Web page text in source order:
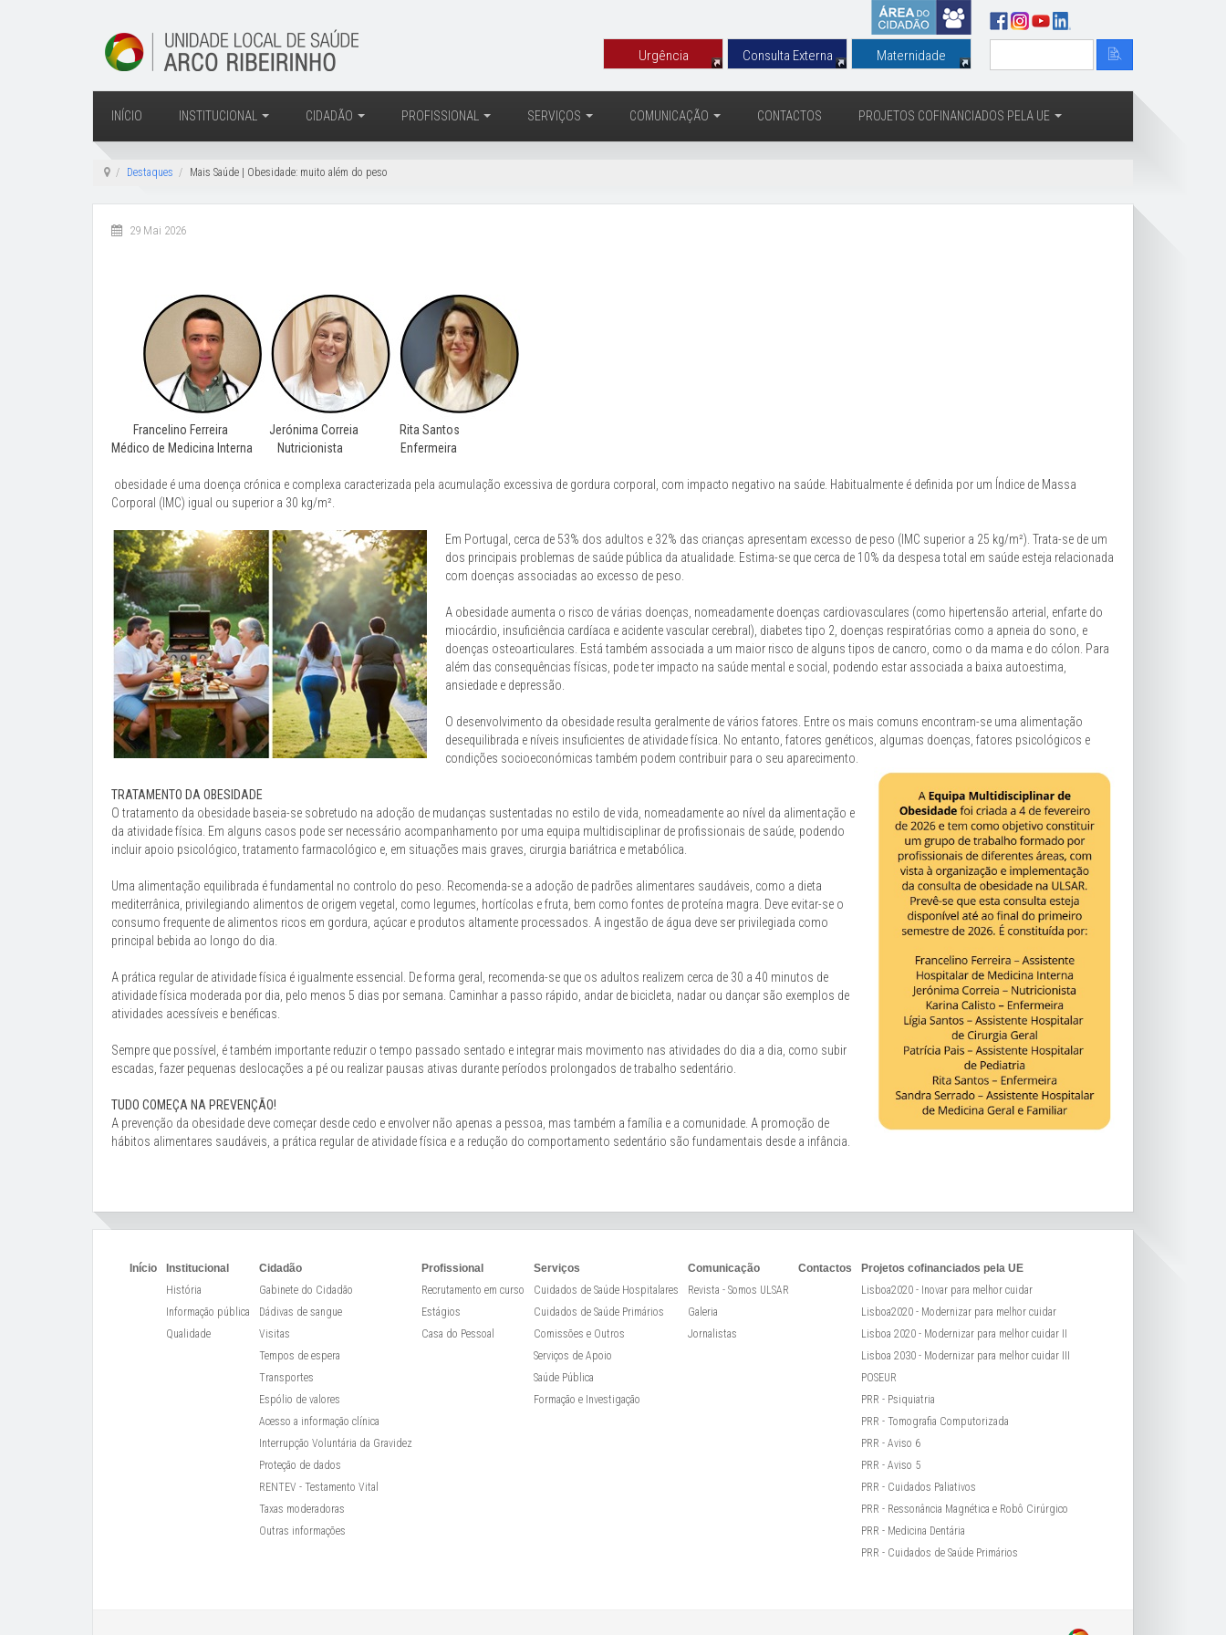
Urgência Consulta Externa Maternidade
INÍCIO INSTITUCIONAL CIDADÃO PROFISSIONAL SERVIÇOS COMUNICAÇÃO CONTACTOS PROJETOS COFINANCIADOS PELA UE
Destaques Mais Saúde | Obesidade: muito além do peso
29 Mai 2026
Francelino Ferreira Jerónima Correia Rita Santos
Médico de Medicina Interna Nutricionista Enfermeira
obesidade é uma doença crónica e complexa caracterizada pela acumulação excessiva de gordura corporal, com impacto negativo na saúde. Habitualmente é definida por um Índice de Massa
Corporal (IMC) igual ou superior a 30 kg/m².
Em Portugal, cerca de 53% dos adultos e 32% das crianças apresentam excesso de peso (IMC superior a 25 kg/m²). Trata-se de um
dos principais problemas de saúde pública da atualidade. Estima-se que cerca de 10% da despesa total em saúde esteja relacionada
com doenças associadas ao excesso de peso.
A obesidade aumenta o risco de várias doenças, nomeadamente doenças cardiovasculares (como hipertensão arterial, enfarte do
miocárdio, insuficiência cardíaca e acidente vascular cerebral), diabetes tipo 2, doenças respiratórias como a apneia do sono, e
doenças osteoarticulares. Está também associada a um maior risco de alguns tipos de cancro, como o da mama e do cólon. Para
além das consequências físicas, pode ter impacto na saúde mental e social, podendo estar associada a baixa autoestima,
ansiedade e depressão.
O desenvolvimento da obesidade resulta geralmente de vários fatores. Entre os mais comuns encontram-se uma alimentação
desequilibrada e níveis insuficientes de atividade física. No entanto, fatores genéticos, algumas doenças, fatores psicológicos e
condições socioeconómicas também podem contribuir para o seu aparecimento.
TRATAMENTO DA OBESIDADE
O tratamento da obesidade baseia-se sobretudo na adoção de mudanças sustentadas no estilo de vida, nomeadamente ao nível da alimentação e
da atividade física. Em alguns casos pode ser necessário acompanhamento por uma equipa multidisciplinar de profissionais de saúde, podendo
incluir apoio psicológico, tratamento farmacológico e, em situações mais graves, cirurgia bariátrica e metabólica.
Uma alimentação equilibrada é fundamental no controlo do peso. Recomenda-se a adoção de padrões alimentares saudáveis, como a dieta
mediterrânica, privilegiando alimentos de origem vegetal, como legumes, hortícolas e fruta, bem como fontes de proteína magra. Deve evitar-se o
consumo frequente de alimentos ricos em gordura, açúcar e produtos altamente processados. A ingestão de água deve ser privilegiada como
principal bebida ao longo do dia.
A prática regular de atividade física é igualmente essencial. De forma geral, recomenda-se que os adultos realizem cerca de 30 a 40 minutos de
atividade física moderada por dia, pelo menos 5 dias por semana. Caminhar a passo rápido, andar de bicicleta, nadar ou dançar são exemplos de
atividades acessíveis e benéficas.
Sempre que possível, é também importante reduzir o tempo passado sentado e integrar mais movimento nas atividades do dia a dia, como subir
escadas, fazer pequenas deslocações a pé ou realizar pausas ativas durante períodos prolongados de trabalho sedentário.
TUDO COMEÇA NA PREVENÇÃO!
A prevenção da obesidade deve começar desde cedo e envolver não apenas a pessoa, mas também a família e a comunidade. A promoção de
hábitos alimentares saudáveis, a prática regular de atividade física e a redução do comportamento sedentário são fundamentais desde a infância.
Início
Institucional
História
Informação pública
Qualidade
Cidadão
Gabinete do Cidadão
Dádivas de sangue
Visitas
Tempos de espera
Transportes
Espólio de valores
Acesso a informação clínica
Interrupção Voluntária da Gravidez
Proteção de dados
RENTEV - Testamento Vital
Taxas moderadoras
Outras informações
Profissional
Recrutamento em curso
Estágios
Casa do Pessoal
Serviços
Cuidados de Saúde Hospitalares
Cuidados de Saúde Primários
Comissões e Outros
Serviços de Apoio
Saúde Pública
Formação e Investigação
Comunicação
Revista - Somos ULSAR
Galeria
Jornalistas
Contactos
Projetos cofinanciados pela UE
Lisboa2020 - Inovar para melhor cuidar
Lisboa2020 - Modernizar para melhor cuidar
Lisboa 2020 - Modernizar para melhor cuidar II
Lisboa 2030 - Modernizar para melhor cuidar III
POSEUR
PRR - Psiquiatria
PRR - Tomografia Computorizada
PRR - Aviso 6
PRR - Aviso 5
PRR - Cuidados Paliativos
PRR - Ressonância Magnética e Robô Cirúrgico
PRR - Medicina Dentária
PRR - Cuidados de Saúde Primários